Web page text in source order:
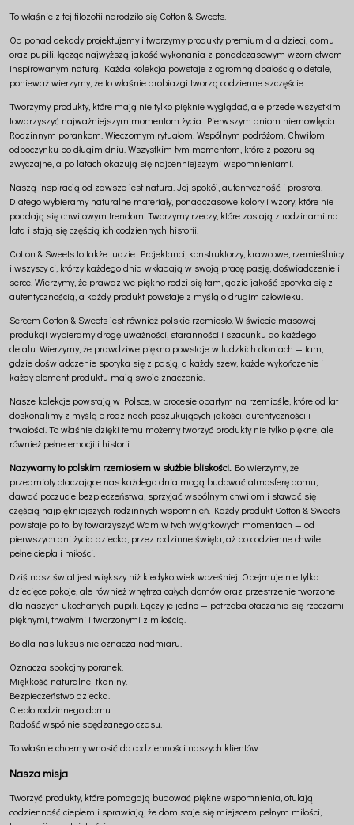
To właśnie z tej filozofii narodziło się Cotton & Sweets.
Od ponad dekady projektujemy i tworzymy produkty premium dla dzieci, domu
oraz pupili, łącząc najwyższą jakość wykonania z ponadczasowym wzornictwem
inspirowanym naturą. Każda kolekcja powstaje z ogromną dbałością o detale,
ponieważ wierzymy, że to właśnie drobiazgi tworzą codzienne szczęście.
Tworzymy produkty, które mają nie tylko pięknie wyglądać, ale przede wszystkim
towarzyszyć najważniejszym momentom życia. Pierwszym dniom niemowlęcia.
Rodzinnym porankom. Wieczornym rytuałom. Wspólnym podróżom. Chwilom
odpoczynku po długim dniu. Wszystkim tym momentom, które z pozoru są
zwyczajne, a po latach okazują się najcenniejszymi wspomnieniami.
Naszą inspiracją od zawsze jest natura. Jej spokój, autentyczność i prostota.
Dlatego wybieramy naturalne materiały, ponadczasowe kolory i wzory, które nie
poddają się chwilowym trendom. Tworzymy rzeczy, które zostają z rodzinami na
lata i stają się częścią ich codziennych historii.
Cotton & Sweets to także ludzie. Projektanci, konstruktorzy, krawcowe, rzemieślnicy
i wszyscy ci, którzy każdego dnia wkładają w swoją pracę pasję, doświadczenie i
serce. Wierzymy, że prawdziwe piękno rodzi się tam, gdzie jakość spotyka się z
autentycznością, a każdy produkt powstaje z myślą o drugim człowieku.
Sercem Cotton & Sweets jest również polskie rzemiosło. W świecie masowej
produkcji wybieramy drogę uważności, staranności i szacunku do każdego
detalu. Wierzymy, że prawdziwe piękno powstaje w ludzkich dłoniach — tam,
gdzie doświadczenie spotyka się z pasją, a każdy szew, każde wykończenie i
każdy element produktu mają swoje znaczenie.
Nasze kolekcje powstają w Polsce, w procesie opartym na rzemiośle, które od lat
doskonalimy z myślą o rodzinach poszukujących jakości, autentyczności i
trwałości. To właśnie dzięki temu możemy tworzyć produkty nie tylko piękne, ale
również pełne emocji i historii.
Nazywamy to polskim rzemiosłem w służbie bliskości. Bo wierzymy, że
przedmioty otaczające nas każdego dnia mogą budować atmosferę domu,
dawać poczucie bezpieczeństwa, sprzyjać wspólnym chwilom i stawać się
częścią najpiękniejszych rodzinnych wspomnień. Każdy produkt Cotton & Sweets
powstaje po to, by towarzyszyć Wam w tych wyjątkowych momentach — od
pierwszych dni życia dziecka, przez rodzinne święta, aż po codzienne chwile
pełne ciepła i miłości.
Dziś nasz świat jest większy niż kiedykolwiek wcześniej. Obejmuje nie tylko
dziecięce pokoje, ale również wnętrza całych domów oraz przestrzenie tworzone
dla naszych ukochanych pupili. Łączy je jedno — potrzeba otaczania się rzeczami
pięknymi, trwałymi i tworzonymi z miłością.
Bo dla nas luksus nie oznacza nadmiaru.
Oznacza spokojny poranek.
Miękkość naturalnej tkaniny.
Bezpieczeństwo dziecka.
Ciepło rodzinnego domu.
Radość wspólnie spędzanego czasu.
To właśnie chcemy wnosić do codzienności naszych klientów.
Nasza misja
Tworzyć produkty, które pomagają budować piękne wspomnienia, otulają
codzienność ciepłem i sprawiają, że dom staje się miejscem pełnym miłości,